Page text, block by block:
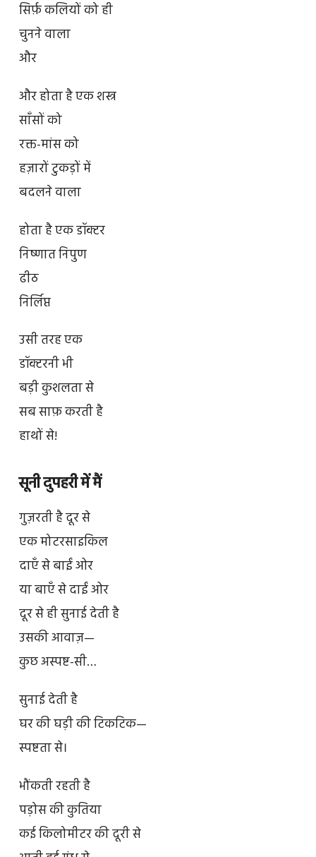
सिर्फ़ कलियों को ही
चुनने वाला
और
और होता है एक शस्त्र
साँसों को
रक्त-मांस को
हज़ारों टुकड़ों में
बदलने वाला
होता है एक डॉक्टर
निष्णात निपुण
ढीठ
निर्लिप्त
उसी तरह एक
डॉक्टरनी भी
बड़ी कुशलता से
सब साफ़ करती है
हाथों से!
सूनी दुपहरी में मैं
गुज़रती है दूर से
एक मोटरसाइकिल
दाएँ से बाईं ओर
या बाएँ से दाईं ओर
दूर से ही सुनाई देती है
उसकी आवाज़—
कुछ अस्पष्ट-सी…
सुनाई देती है
घर की घड़ी की टिकटिक—
स्पष्टता से।
भौंकती रहती है
पड़ोस की कुतिया
कई किलोमीटर की दूरी से